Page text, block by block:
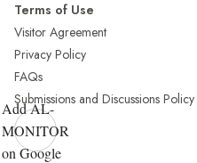
Terms of Use
Visitor Agreement
Privacy Policy
FAQs
Submissions and Discussions Policy
Add AL-
MONITOR
on Google